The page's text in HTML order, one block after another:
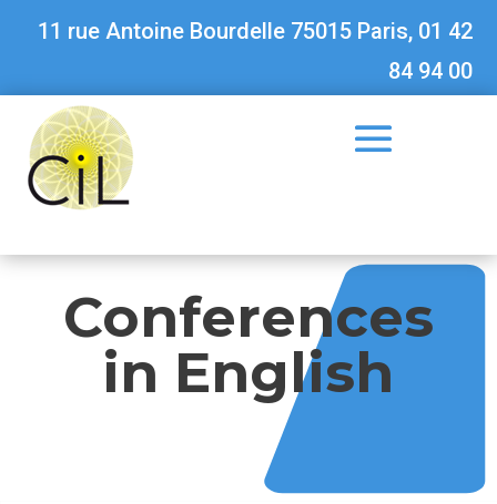
11 rue Antoine Bourdelle 75015 Paris, 01 42
84 94 00
Conferences
in English